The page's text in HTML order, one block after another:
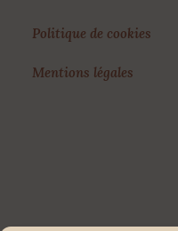
Politique de cookies
Mentions légales